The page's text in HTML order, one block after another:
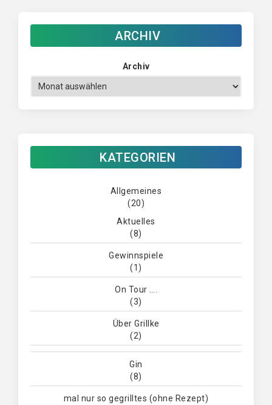
ARCHIV
Archiv
KATEGORIEN
Allgemeines
(20)
Aktuelles
(8)
Gewinnspiele
(1)
On Tour ….
(3)
Über Grillke
(2)
Gin
(8)
mal nur so gegrilltes (ohne Rezept)